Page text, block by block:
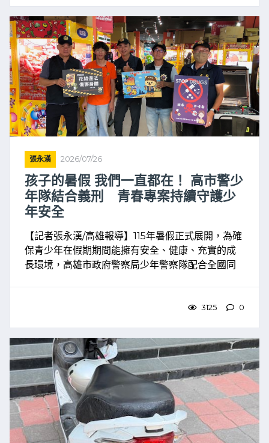
張永漢 2026/07/26
孩子的暑假 我們一直都在！ 高市警少
年隊結合義刑 青春專案持續守護少
年安全
【記者張永漢/高雄報導】115年暑假正式展開，為確
保青少年在假期期間能擁有安全、健康、充實的成
長環境，高雄市政府警察局少年警察隊配合全國同
3125 0